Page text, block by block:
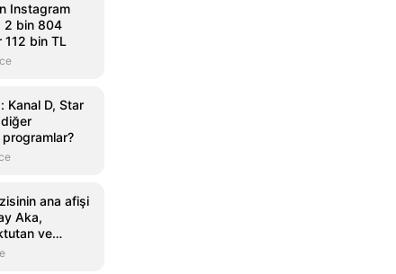
Instagram
2 bin 804
112 bin TL
Kanal D, Star
ana afişi
Aka,
ve